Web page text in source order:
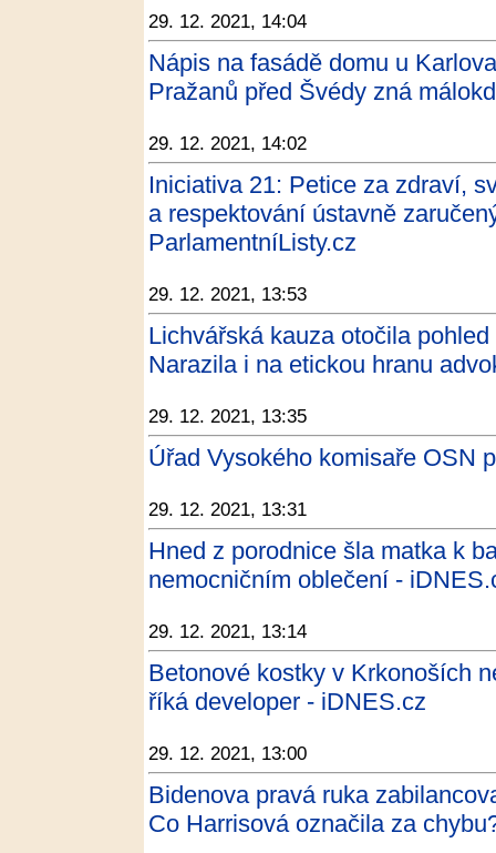
29. 12. 2021, 14:04
Nápis na fasádě domu u
Pražanů před Švédy zná
29. 12. 2021, 14:02
Iniciativa 21: Petice za zdraví,
a respektování ústavně
ParlamentníListy.cz
29. 12. 2021, 13:53
Lichvářská kauza otočila pohled
Narazila i na etickou hranu
29. 12. 2021, 13:35
Úřad Vysokého komisaře OSN
29. 12. 2021, 13:31
Hned z porodnice šla matka k
nemocničním oblečení -
29. 12. 2021, 13:14
Betonové kostky v Krkonoších
říká developer - iDNES.cz
29. 12. 2021, 13:00
Bidenova pravá ruka
Co Harrisová označila za